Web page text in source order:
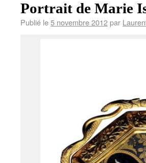
Portrait de Marie
Publié le5 novembre 2012par